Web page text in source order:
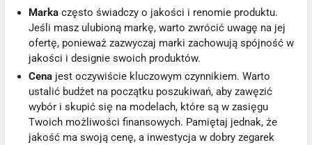
Marka często świadczy o jakości i renomie produktu.
Jeśli masz ulubioną markę, warto zwrócić uwagę na jej
ofertę, ponieważ zazwyczaj marki zachowują spójność w
jakości i designie swoich produktów.
Cena jest oczywiście kluczowym czynnikiem. Warto
ustalić budżet na początku poszukiwań, aby zawęzić
wybór i skupić się na modelach, które są w zasięgu
Twoich możliwości finansowych. Pamiętaj jednak, że
jakość ma swoją cenę, a inwestycja w dobry zegarek